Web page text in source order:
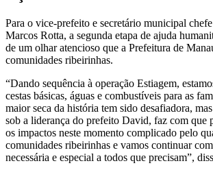
Para o vice-prefeito e secretário municipal
Marcos Rotta, a segunda etapa de ajuda
de um olhar atencioso que a Prefeitura de
comunidades ribeirinhas.
“Dando sequência à operação Estiagem,
cestas básicas, águas e combustíveis para as
maior seca da história tem sido desafiadora,
sob a liderança do prefeito David, faz com que
os impactos neste momento complicado pelo
comunidades ribeirinhas e vamos continuar com
necessária e especial a todos que precisam”,